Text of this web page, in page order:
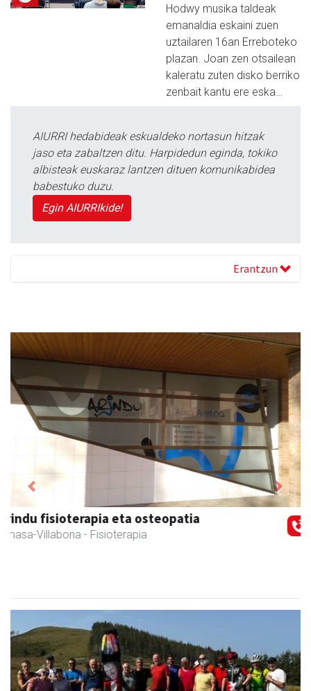
Hodwy musika taldeak
emanaldia eskaini zuen
uztailaren 16an Erreboteko
plazan. Joan zen otsailean
kaleratu zuten disko berriko
zenbait kantu ere eska…
AIURRI hedabideak eskualdeko nortasun hitzak
jaso eta zabaltzen ditu. Harpidedun eginda, tokiko
albisteak euskaraz lantzen dituen komunikabidea
babestuko duzu.
Egin AIURRIkide!
Erantzun
Fleming Herri Eskola
Amasa-Villabona - Hezkuntza
Previous Next